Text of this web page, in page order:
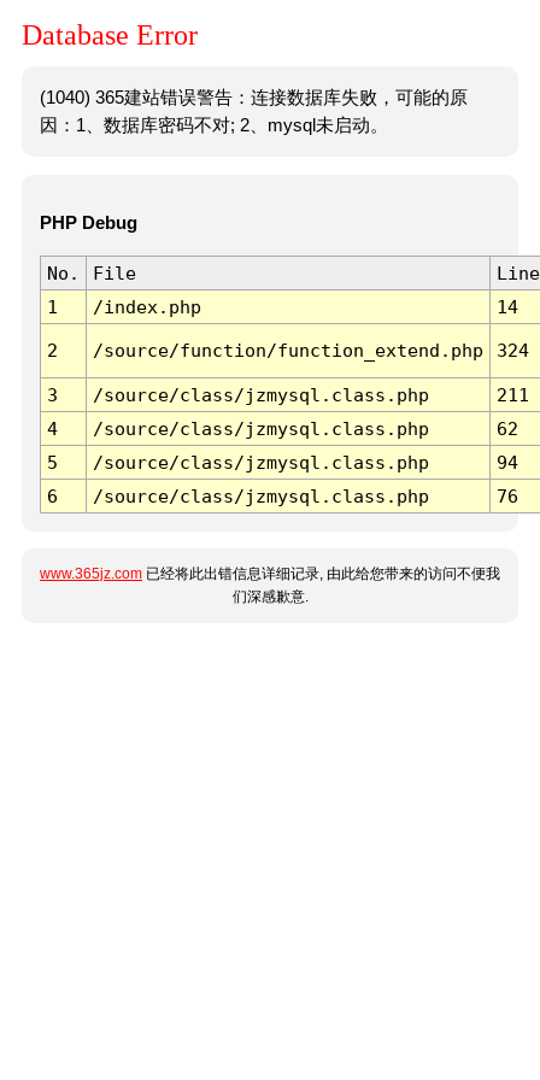
Database Error
(1040) 365建站错误警告：连接数据库失败，可能的原
因：1、数据库密码不对; 2、mysql未启动。
PHP Debug
No. File
Line
1
/index.php 14
2 /source/function/function_extend.php 324
3 /source/class/jzmysql.class.php
211
4
/source/class/jzmysql.class.php
62
5
/source/class/jzmysql.class.php
94
6
/source/class/jzmysql.class.php 76
www.365jz.com 已经将此出错信息详细记录, 由此给您带来的访问不便我
们深感歉意.